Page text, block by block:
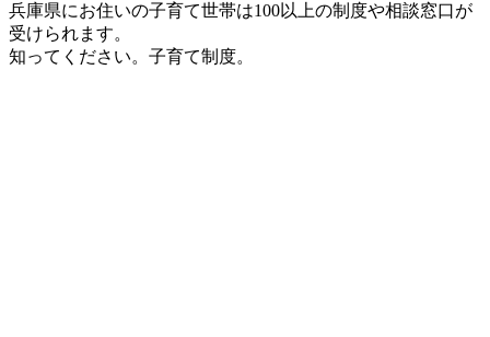
兵庫県にお住いの子育て世帯は100以上の制度や相談窓口が
受けられます。
知ってください。子育て制度。